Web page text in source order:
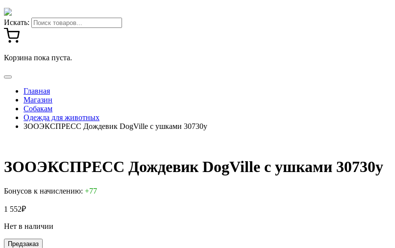
Искать:
Корзина пока пуста.
Главная
Магазин
Собакам
Одежда для животных
ЗООЭКСПРЕСС Дождевик DogVille с ушками 30730у
ЗООЭКСПРЕСС Дождевик DogVille с ушками 30730у
Бонусов к начислению: +77
1 552₽
Нет в наличии
Предзаказ